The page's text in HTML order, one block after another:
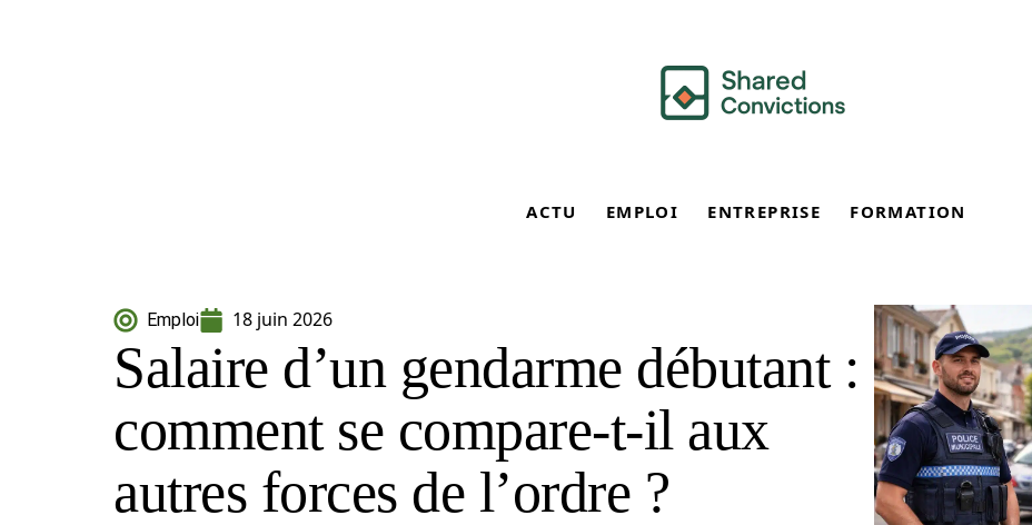
ACTU EMPLOI ENTREPRISE FORMATION
Emploi 18 juin 2026
Salaire d’un gendarme débutant :
comment se compare-t-il aux
autres forces de l’ordre ?